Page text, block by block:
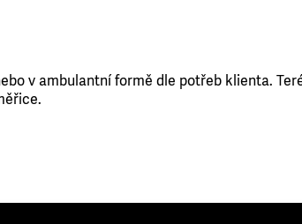
v ambulantní formě dle potřeb klienta.